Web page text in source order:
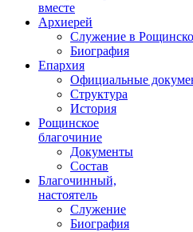
вместе
Архиерей
Служение в
Биография
Епархия
Официальные
Структура
История
Рощинское
благочиние
Документы
Состав
Благочинный,
настоятель
Служение
Биография